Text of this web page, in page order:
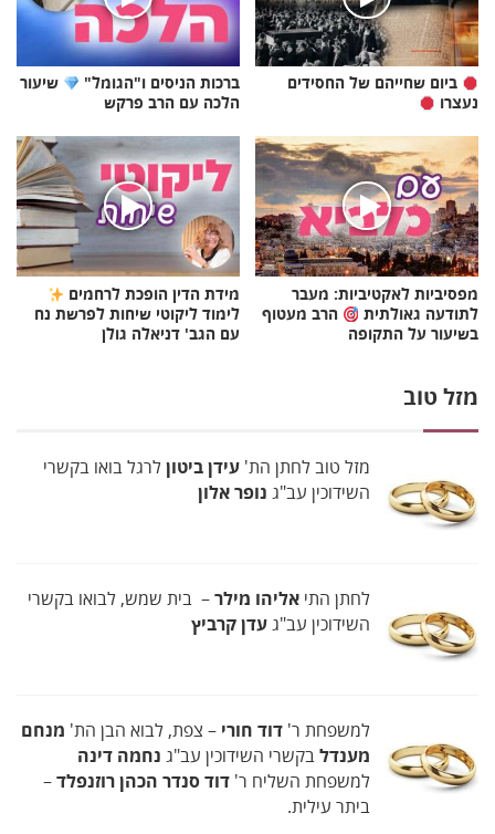
ביום שחייהם של החסידים
נעצרו
ברכות הניסים ו"הגומל"
שיעור
הלכה עם הרב פרקש
מפסיביות לאקטיביות: מעבר
לתודעה גאולתית
הרב מעטוף
בשיעור על התקופה
מידת הדין הופכת לרחמים
לימוד ליקוטי שיחות לפרשת נח
עם הגב' דניאלה גולן
מזל טוב
מזל טוב לחתן הת' עידן ביטוןלרגל בואו בקשרי
השידוכין עב"ג נופר אלון
לחתן התי אליהו מילר– בית שמש, לבואו בקשרי
השידוכין עב"געדן קרביץ
למשפחת ר' דוד חורי – צפת, לבוא הבן הת' מנחם
מענדלבקשרי השידוכין עב"ג נחמה דינה
למשפחת השליח ר' דוד סנדר הכהן רוזנפלד–
ביתר עילית.